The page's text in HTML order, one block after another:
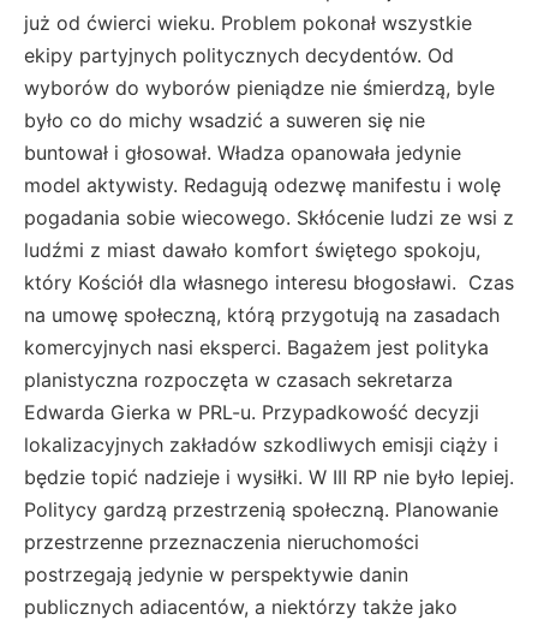
już od ćwierci wieku. Problem pokonał wszystkie
ekipy partyjnych politycznych decydentów. Od
wyborów do wyborów pieniądze nie śmierdzą, byle
było co do michy wsadzić a suweren się nie
buntował i głosował. Władza opanowała jedynie
model aktywisty. Redagują odezwę manifestu i wolę
pogadania sobie wiecowego. Skłócenie ludzi ze wsi z
ludźmi z miast dawało komfort świętego spokoju,
który Kościół dla własnego interesu błogosławi. Czas
na umowę społeczną, którą przygotują na zasadach
komercyjnych nasi eksperci. Bagażem jest polityka
planistyczna rozpoczęta w czasach sekretarza
Edwarda Gierka w PRL-u. Przypadkowość decyzji
lokalizacyjnych zakładów szkodliwych emisji ciąży i
będzie topić nadzieje i wysiłki. W III RP nie było lepiej.
Politycy gardzą przestrzenią społeczną. Planowanie
przestrzenne przeznaczenia nieruchomości
postrzegają jedynie w perspektywie danin
publicznych adiacentów, a niektórzy także jako